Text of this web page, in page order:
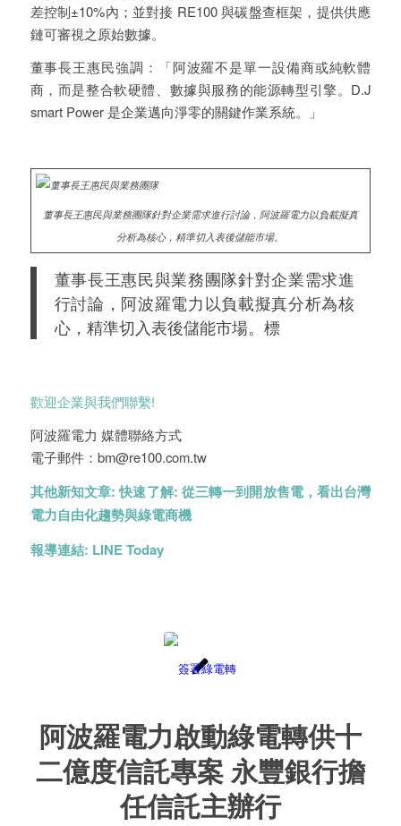
差控制±10%內；並對接 RE100 與碳盤查框架，提供供應
鏈可審視之原始數據。
董事長王惠民強調：「阿波羅不是單一設備商或純軟體
商，而是整合軟硬體、數據與服務的能源轉型引擎。D.J
smart Power 是企業邁向淨零的關鍵作業系統。」
董事長王惠民與業務團隊針對企業需求進行討論，阿波羅電力以負載擬真
分析為核心，精準切入表後儲能市場。
董事長王惠民與業務團隊針對企業需求進
行討論，阿波羅電力以負載擬真分析為核
心，精準切入表後儲能市場。標
歡迎企業與我們聯繫!
阿波羅電力 媒體聯絡方式
電子郵件：bm@re100.com.tw
其他新知文章:快速了解: 從三轉一到開放售電，看出台灣
電力自由化趨勢與綠電商機
報導連結: LINE Today
阿波羅電力啟動綠電轉供十
二億度信託專案 永豐銀行擔
任信託主辦行